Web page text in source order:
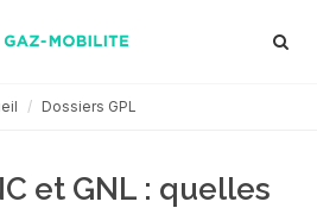
Dossiers GPL
et GNL : quelles